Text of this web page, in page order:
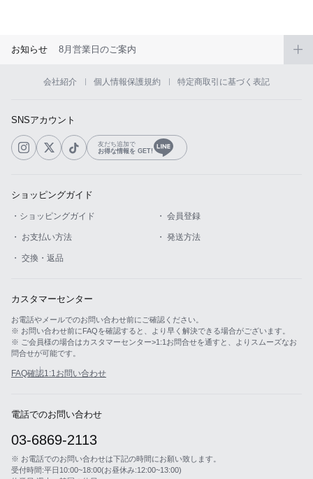
お知らせ 8月営業日のご案内
会社紹介 個人情報保護規約 特定商取引に基づく表記
SNSアカウント
友だち追加で
お得な情報を GET!
ショッピングガイド
・ショッピングガイド ・ 会員登録
・ お支払い方法 ・ 発送方法
・ 交換・返品
カスタマーセンター
お電話やメールでのお問い合わせ前にご確認ください。
※ お問い合わせ前にFAQを確認すると、より早く解決できる場合がございます。
※ ご会員様の場合はカスタマーセンター>1:1お問合せを通すと、よりスムーズなお
問合せが可能です。
FAQ確認1:1お問い合わせ
電話でのお問い合わせ
03-6869-2113
※ お電話でのお問い合わせは下記の時間にお願い致します。
受付時間:平日10:00~18:00(お昼休み:12:00~13:00)